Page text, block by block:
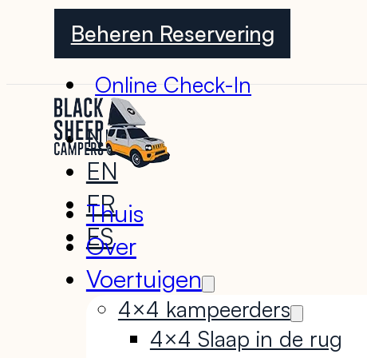
Beheren Reservering
Online Check-In
NL
EN
FR
ES
Thuis
Over
Voertuigen
4×4 kampeerders
4×4 Slaap in de rug